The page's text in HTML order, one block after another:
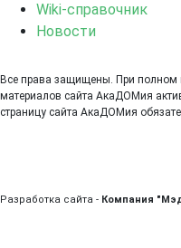
Wiki-справочник
Новости
Все права защищены. При полном
материалов сайта АкаДОМия
страницу сайта АкаДОМия
Разработка сайта - Компания